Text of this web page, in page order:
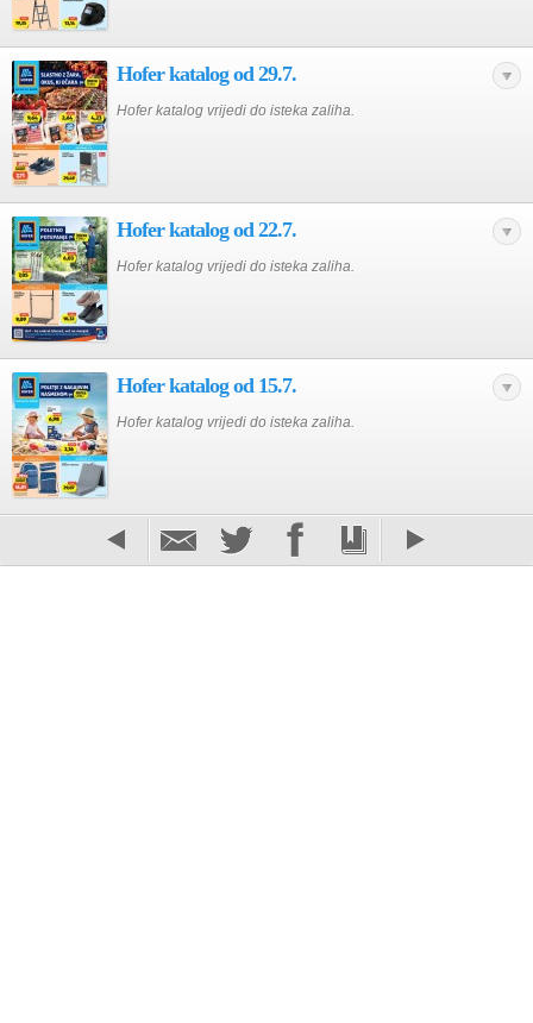
Hofer katalog od 29.7.
Hofer katalog vrijedi do isteka zaliha.
Hofer katalog od 22.7.
Hofer katalog vrijedi do isteka zaliha.
Hofer katalog od 15.7.
Hofer katalog vrijedi do isteka zaliha.